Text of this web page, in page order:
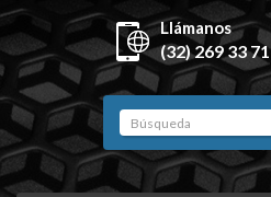
Llámanos
(32) 269 33 71